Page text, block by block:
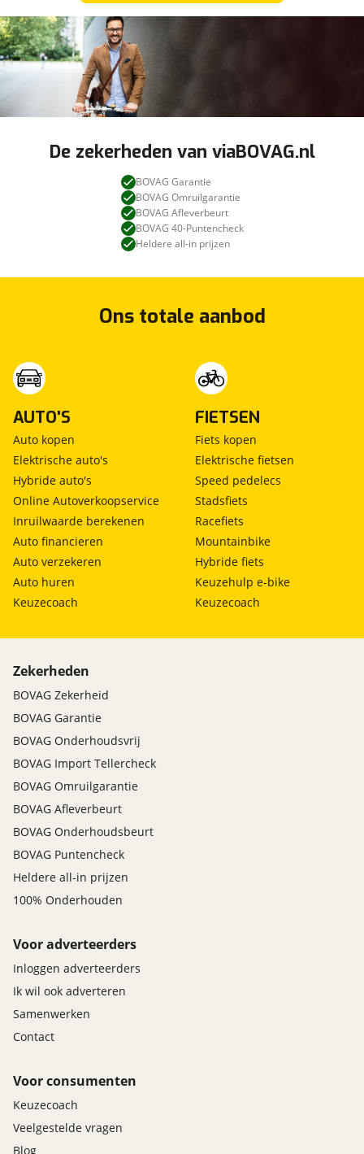
De zekerheden van viaBOVAG.nl
BOVAG Garantie
BOVAG Omruilgarantie
BOVAG Afleverbeurt
BOVAG 40-Puntencheck
Heldere all-in prijzen
Ons totale aanbod
AUTO'S
Auto kopen
Elektrische auto's
Hybride auto's
Online Autoverkoopservice
Inruilwaarde berekenen
Auto financieren
Auto verzekeren
Auto huren
Keuzecoach
FIETSEN
Fiets kopen
Elektrische fietsen
Speed pedelecs
Stadsfiets
Racefiets
Mountainbike
Hybride fiets
Keuzehulp e-bike
Keuzecoach
Zekerheden
BOVAG Zekerheid
BOVAG Garantie
BOVAG Onderhoudsvrij
BOVAG Import Tellercheck
BOVAG Omruilgarantie
BOVAG Afleverbeurt
BOVAG Onderhoudsbeurt
BOVAG Puntencheck
Heldere all-in prijzen
100% Onderhouden
Voor adverteerders
Inloggen adverteerders
Ik wil ook adverteren
Samenwerken
Contact
Voor consumenten
Keuzecoach
Veelgestelde vragen
Blog